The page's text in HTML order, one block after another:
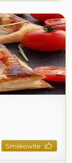
Smakowite